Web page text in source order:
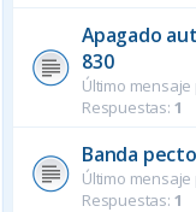
Apagado
830
Último
Respuestas: 1
Banda
Último
Respuestas: 1